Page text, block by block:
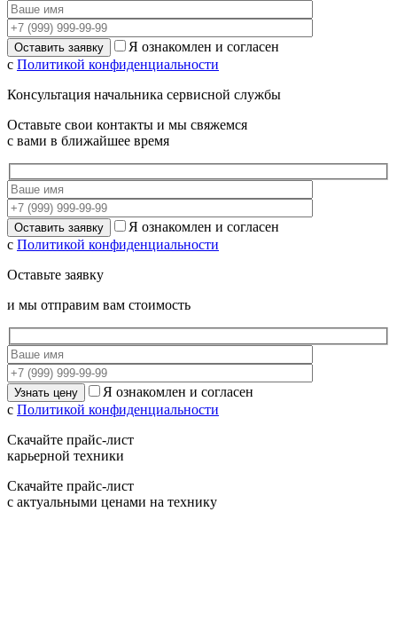
Я ознакомлен и согласен
с Политикой конфиденциальности
Консультация начальника сервисной службы
Оставьте свои контакты и мы свяжемся
с вами в ближайшее время
Я ознакомлен и согласен
с Политикой конфиденциальности
Оставьте заявку
и мы отправим вам стоимость
Я ознакомлен и согласен
с Политикой конфиденциальности
Скачайте прайс-лист
карьерной техники
Скачайте прайс-лист
с актуальными ценами на технику